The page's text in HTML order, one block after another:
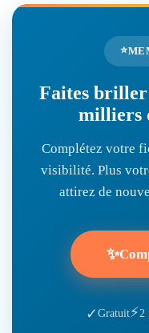
⭐
Faites briller
milliers
Complétez votre
visibilité. Plus
attirez de
✨
✓ Gratuit⚡2